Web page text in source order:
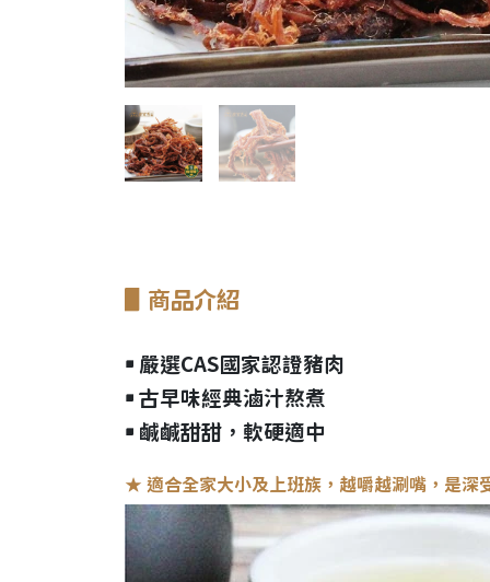
商品介紹
￭ 嚴選CAS國家認證豬肉
￭ 古早味經典滷汁熬煮
￭ 鹹鹹甜甜，軟硬適中
★ 適合全家大小及上班族，越嚼越涮嘴，是深